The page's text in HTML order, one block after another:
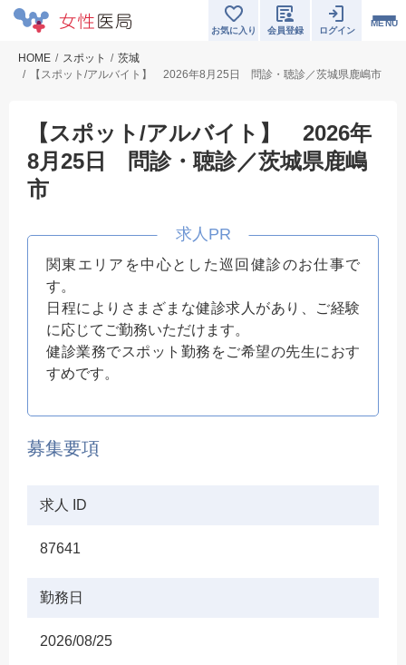
MENU
お気に入り 会員登録 ログイン
HOME スポット
茨城
【スポット/アルバイト】 2026年8月25日 問診・聴診／茨城県鹿嶋市
【スポット/アルバイト】 2026年
8月25日 問診・聴診／茨城県鹿嶋
市
関東エリアを中心とした巡回健診のお仕事で
す。
日程によりさまざまな健診求人があり、ご経験
に応じてご勤務いただけます。
健診業務でスポット勤務をご希望の先生におす
すめです。
募集要項
求人 ID
87641
勤務日
2026/08/25